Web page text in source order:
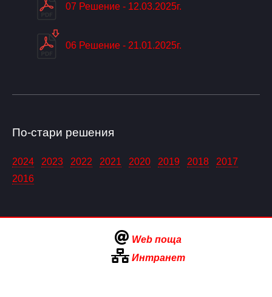
07 Решение - 12.03.2025г.
06 Решение - 21.01.2025г.
По-стари решения
2024 2023 2022 2021 2020 2019 2018
2017
2016
Web поща
Интранет